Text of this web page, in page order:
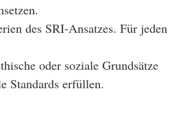
des SRI-Ansatzes. Für jeden
oder soziale Grundsätze
Standards erfüllen.